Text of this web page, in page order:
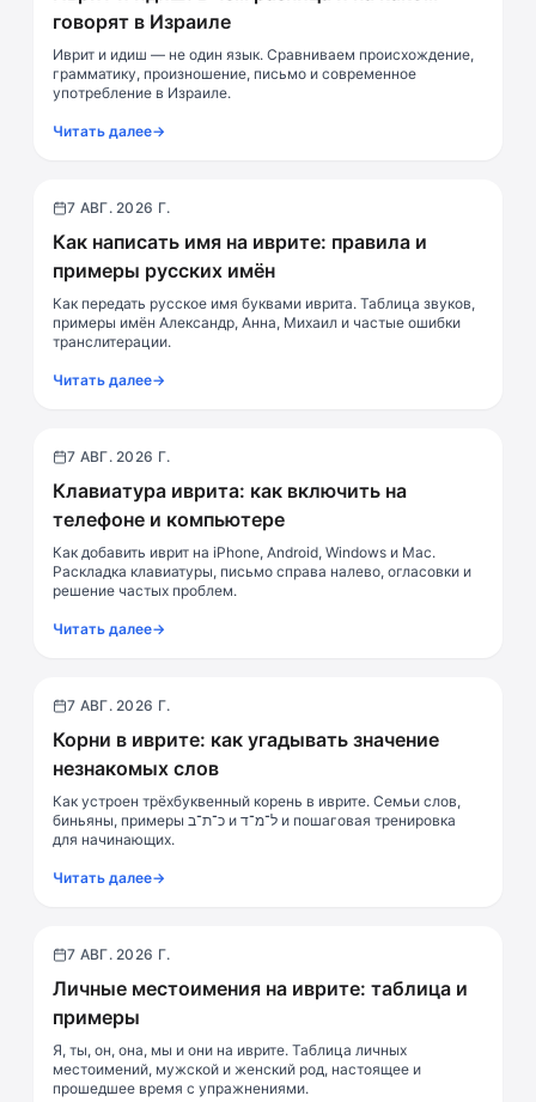
говорят в Израиле
Иврит и идиш — не один язык. Сравниваем происхождение,
грамматику, произношение, письмо и современное
употребление в Израиле.
Читать далее→
Алфавит
7 АВГ. 2026 Г.
Как написать имя на иврите: правила и
примеры русских имён
Как передать русское имя буквами иврита. Таблица звуков,
примеры имён Александр, Анна, Михаил и частые ошибки
транслитерации.
Читать далее→
Практика
7 АВГ. 2026 Г.
Клавиатура иврита: как включить на
телефоне и компьютере
Как добавить иврит на iPhone, Android, Windows и Mac.
Раскладка клавиатуры, письмо справа налево, огласовки и
решение частых проблем.
Читать далее→
Грамматика
7 АВГ. 2026 Г.
Корни в иврите: как угадывать значение
незнакомых слов
Как устроен трёхбуквенный корень в иврите. Семьи слов,
биньяны, примеры כ־ת־ב и ל־מ־ד и пошаговая тренировка
для начинающих.
Читать далее→
Грамматика
7 АВГ. 2026 Г.
Личные местоимения на иврите: таблица и
примеры
Я, ты, он, она, мы и они на иврите. Таблица личных
местоимений, мужской и женский род, настоящее и
прошедшее время с упражнениями.